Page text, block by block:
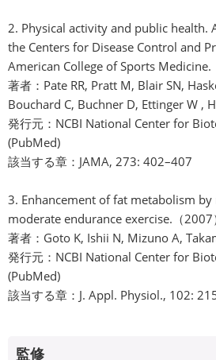
2. Physical activity and public health.
the Centers for Disease Control and
American College of Sports Medicine.
著者：Pate RR, Pratt M, Blair SN,
Bouchard C, Buchner D, Ettinger W ,
発行元：NCBI National Center for
(PubMed)
該当する章：JAMA, 273: 402–407
3. Enhancement of fat metabolism
moderate endurance exercise.（2007
著者：Goto K, Ishii N, Mizuno A,
発行元：NCBI National Center for
(PubMed)
該当する章：J. Appl. Physiol., 102:
監修